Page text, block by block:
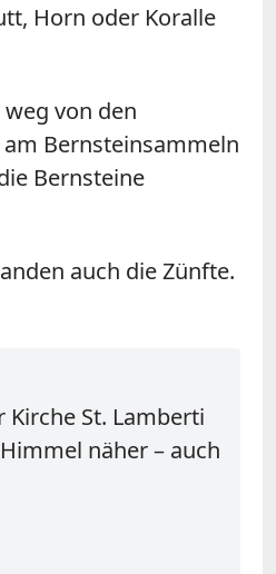
Horn oder Koralle
von den
Bernsteinsammeln
Bernsteine
auch die Zünfte.
St. Lamberti
näher – auch